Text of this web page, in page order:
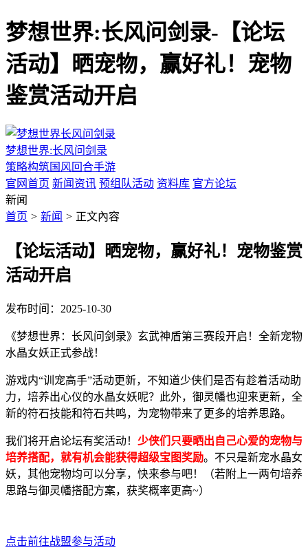
梦想世界:长风问剑录-【论坛
活动】晒宠物，赢好礼！宠物
鉴赏活动开启
梦想世界:长风问剑录
策略构筑国风回合手游
官网首页 新闻资讯 预组队活动 资料库 官方论坛
新闻
首页 > 新闻 > 正文內容
【论坛活动】晒宠物，赢好礼！宠物鉴赏
活动开启
发布时间：2025-10-30
《梦想世界：长风问剑录》玄武神盾第三赛段开启！全新宠物
水晶女妖正式参战！
游戏内“训宠高手”活动更新，不知道少侠们是否有趁着活动助
力，培养出心仪的水晶女妖呢？此外，御灵幡也迎来更新，全
新的符石技能和符石共鸣，为宠物带来了更多的培养思路。
我们将开启论坛有奖活动！ 少侠们只要晒出自己心爱的宠物与
培养搭配，就有机会能获得超级宝图奖励。不只是新宠水晶女
妖，其他宠物均可以分享，快来参与吧！（若附上一两句培养
思路与御灵幡搭配方案，获奖概率更高~）
点击前往战盟参与活动